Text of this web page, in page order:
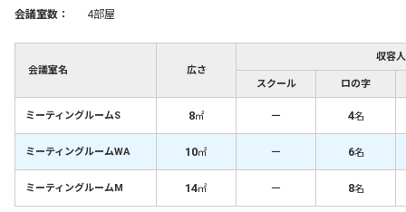
会議室数：
4部屋
会議室名 広さ
収容
スクール ロの字
ミーティングルームS 8㎡ － 4名
ミーティングルームWA 10㎡ － 6名
ミーティングルームM 14㎡ － 8名